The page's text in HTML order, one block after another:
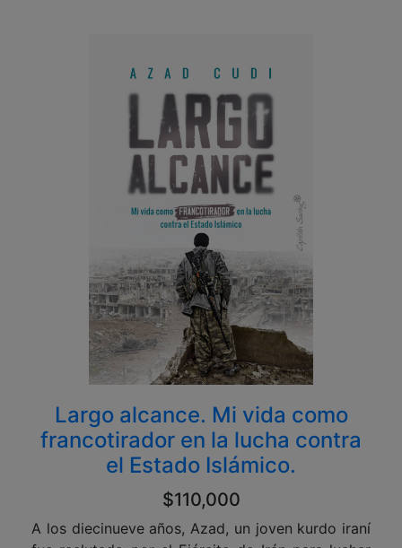
Largo alcance. Mi vida como
francotirador en la lucha contra
el Estado Islámico.
$110,000
A los diecinueve años, Azad, un joven kurdo iraní